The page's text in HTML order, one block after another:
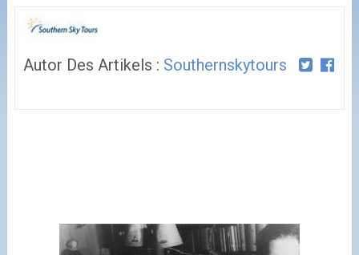
Autor Des Artikels : Southernskytours